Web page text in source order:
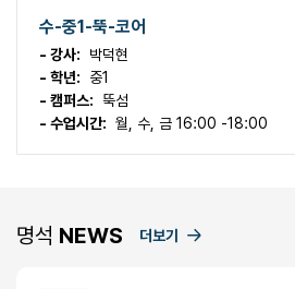
수-중1-뚝-코어
- 강사:
박덕현
- 학년:
중1
- 캠퍼스:
뚝섬
- 수업시간: 월, 수, 금 16:00 -18:00
명석 NEWS 더보기